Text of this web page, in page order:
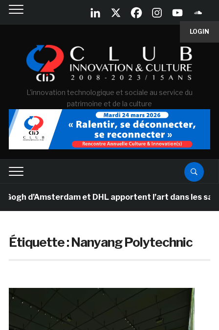
LOGIN
L'innovation technologique et sociale au service du
patrimoine et de la culture
d’Amsterdam et DHL apportent l’art dans les salles
Étiquette :Nanyang Polytechnic